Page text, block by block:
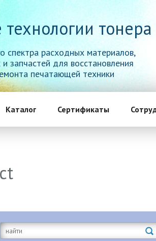
тонера
спектра расходных материалов,
запчастей для восстановления
печатающей техники
Каталог Сертификаты